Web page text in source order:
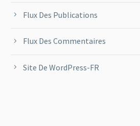
Flux Des Publications
Flux Des Commentaires
Site De WordPress-FR